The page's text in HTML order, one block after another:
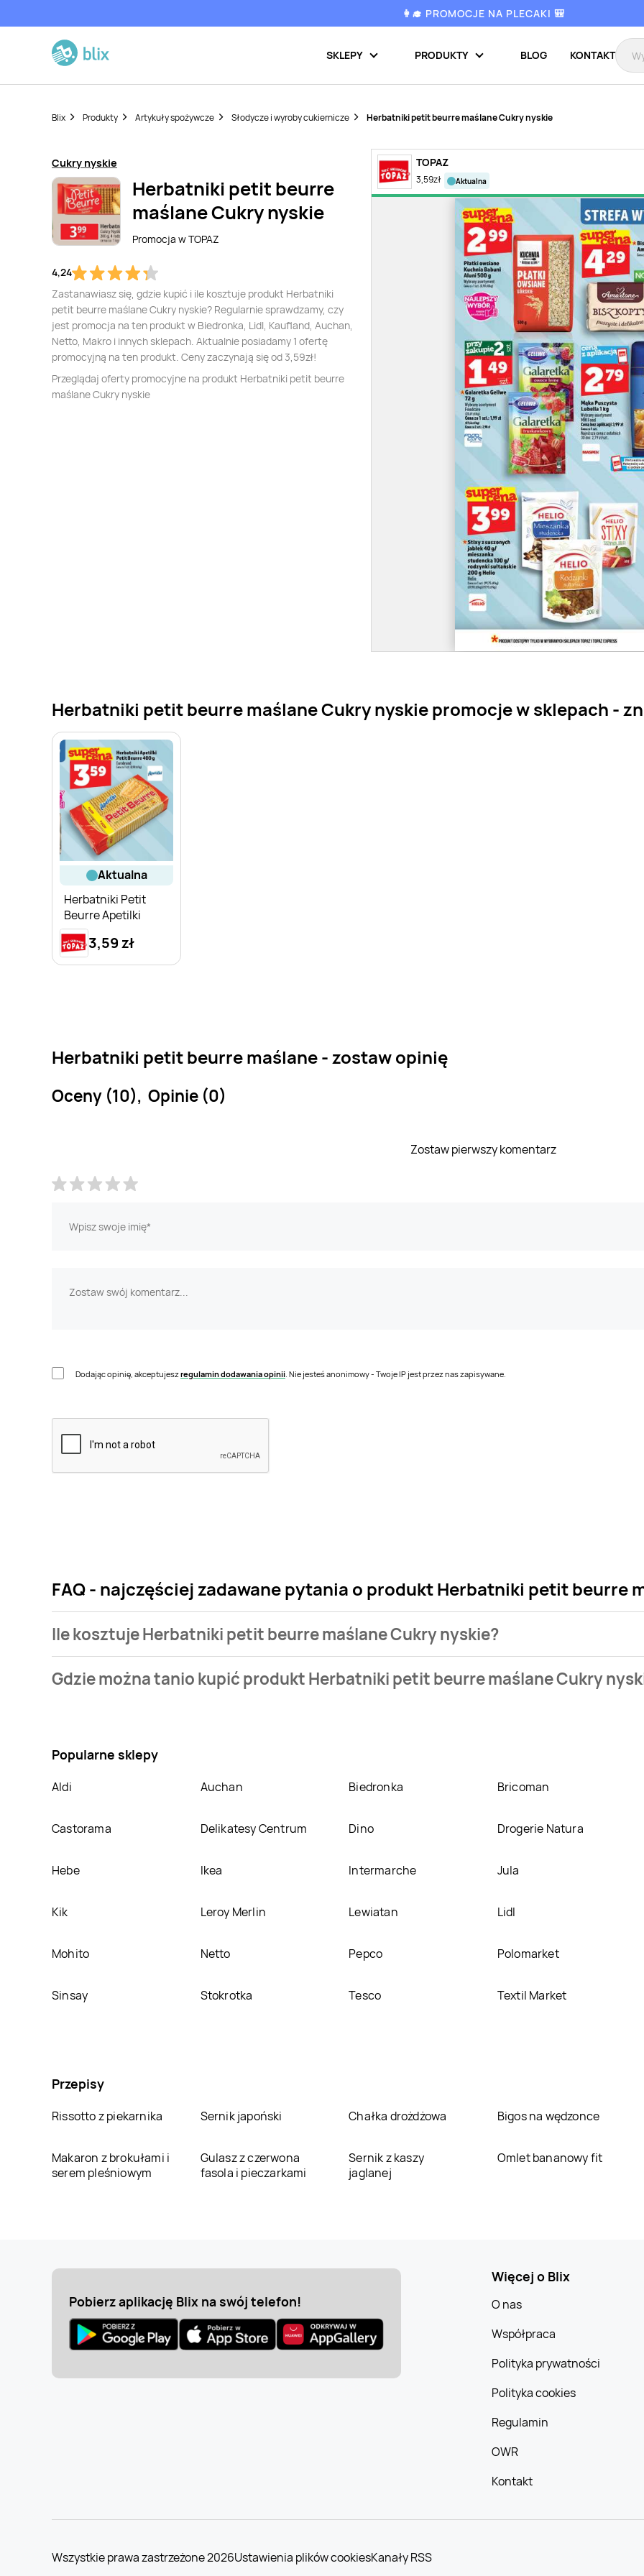
👩‍🎓 PROMOCJE NA PLECAKI 🎒
SKLEPY PRODUKTY BLOG KONTAKT
Blix Produkty Artykuły spożywcze Słodycze i wyroby cukiernicze Herbatniki petit beurre maślane Cukry nyskie
Cukry nyskie
Herbatniki petit beurre
maślane Cukry nyskie
Promocja wTOPAZ
4,24
Zastanawiasz się, gdzie kupić i ile kosztuje produkt Herbatniki
petit beurre maślane Cukry nyskie? Regularnie sprawdzamy, czy
jest promocja na ten produkt w Biedronka, Lidl, Kaufland, Auchan,
Netto, Makro i innych sklepach. Aktualnie posiadamy 1 ofertę
promocyjną na ten produkt. Ceny zaczynają się od 3,59zł!
Przeglądaj oferty promocyjne na produkt Herbatniki petit beurre
maślane Cukry nyskie
TOPAZ
3,59zł aktualna
Herbatniki petit beurre maślane Cukry nyskie promocje w sklepach -
aktualna
Herbatniki Petit
Beurre Apetilki
3,59 zł
Herbatniki petit beurre maślane - zostaw opinię
Oceny (10), Opinie (0)
Zostaw pierwszy komentarz
Dodając opinię, akceptujeszregulamin dodawania opinii . Nie jesteś anonimowy - Twoje IP jest przez nas zapisywane.
FAQ - najczęściej zadawane pytania o produkt Herbatniki petit beurre
Ile kosztuje Herbatniki petit beurre maślane Cukry nyskie?
oferta, jaką mamy w naszej bazie jest z sieciTOPAZ. Herbatniki petit beurre maślane Cukry nyskie kosztuje
Gdzie można tanio kupić produkt Herbatniki petit beurre maślane Cukry
Popularne sklepy
Aldi Auchan Biedronka Bricoman
Castorama Delikatesy Centrum Dino Drogerie Natura
Hebe Ikea Intermarche Jula
Kik Leroy Merlin Lewiatan Lidl
Mohito Netto Pepco Polomarket
Sinsay Stokrotka Tesco Textil Market
Przepisy
Rissotto z piekarnika Sernik japoński Chałka drożdżowa Bigos na wędzonce
Makaron z brokułami i
serem pleśniowym
Gulasz z czerwona
fasola i pieczarkami
Sernik z kaszy
jaglanej
Omlet bananowy fit
Pobierz aplikację Blix na swój telefon!
Więcej o Blix
O nas
Współpraca
Polityka prywatności
Polityka cookies
Regulamin
OWR
Kontakt
Wszystkie prawa zastrzeżone 2026Ustawienia plików cookiesKanały RSS